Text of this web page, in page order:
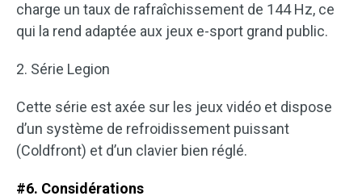
charge un taux de rafraîchissement de 144 Hz, ce
qui la rend adaptée aux jeux e-sport grand public.
2. Série Legion
Cette série est axée sur les jeux vidéo et dispose
d’un système de refroidissement puissant
(Coldfront) et d’un clavier bien réglé.
#6. Considérations